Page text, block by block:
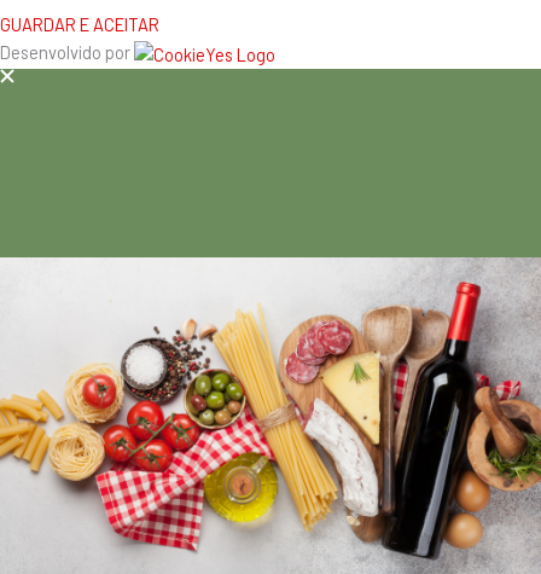
GUARDAR E ACEITAR
Desenvolvido por